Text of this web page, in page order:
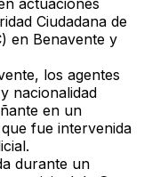
actuaciones
Ciudadana de
en Benavente y
los agentes
nacionalidad
en un
fue intervenida
durante un